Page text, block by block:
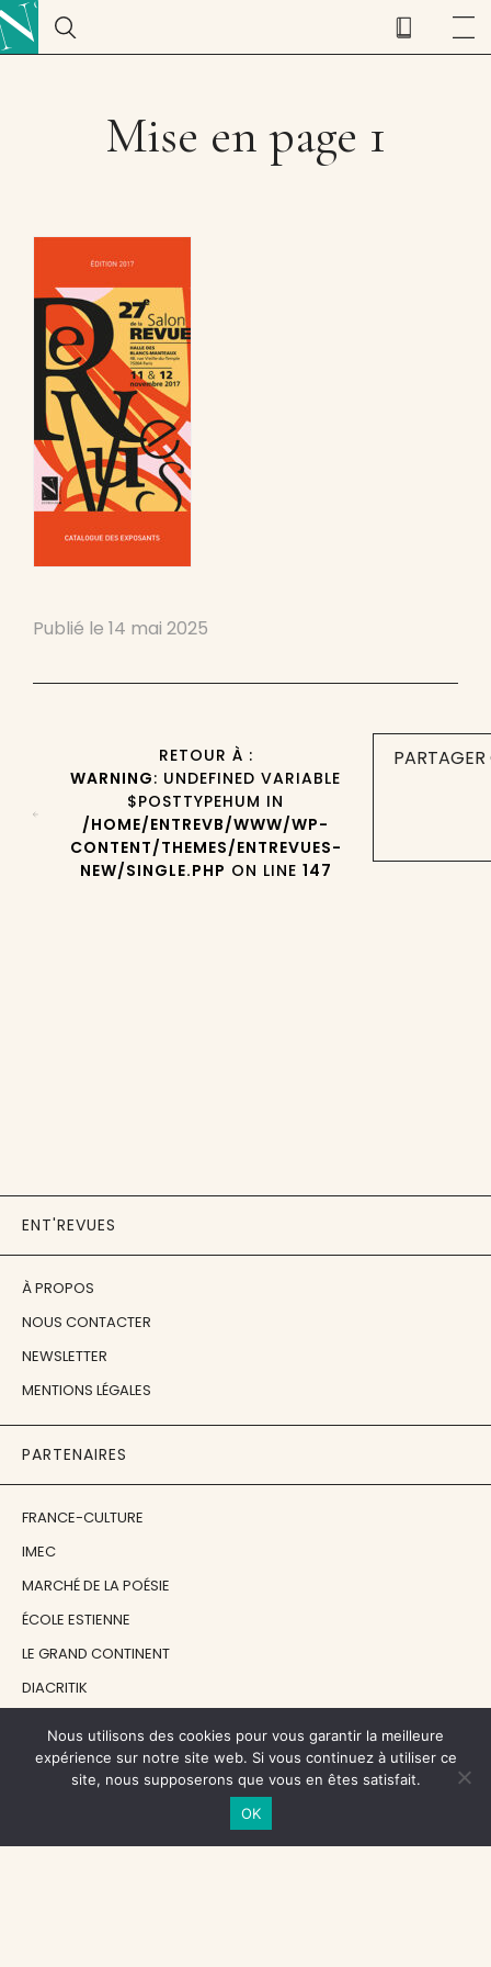
Mise en page 1
Publié le 14 mai 2025
RETOUR À :
WARNING: UNDEFINED VARIABLE
$POSTTYPEHUM IN
/HOME/ENTREVB/WWW/WP-
CONTENT/THEMES/ENTREVUES-
NEW/SINGLE.PHP ON LINE 147
ENT'REVUES
À PROPOS
NOUS CONTACTER
NEWSLETTER
MENTIONS LÉGALES
PARTENAIRES
FRANCE-CULTURE
IMEC
MARCHÉ DE LA POÉSIE
ÉCOLE ESTIENNE
LE GRAND CONTINENT
DIACRITIK
NOS SOUTIENS
CENTRE NATIONAL DU LIVRE
Nous utilisons des cookies pour vous garantir la meilleure
expérience sur notre site web. Si vous continuez à utiliser ce
site, nous supposerons que vous en êtes satisfait.
OK